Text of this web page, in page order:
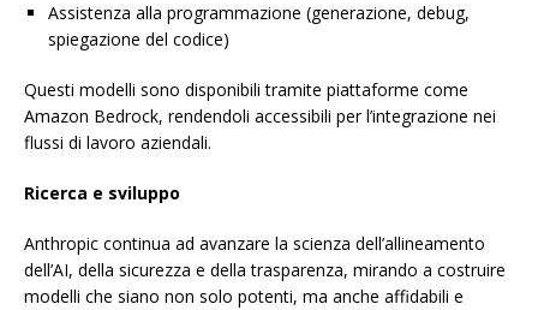
Assistenza alla programmazione (generazione, debug,
spiegazione del codice)
Questi modelli sono disponibili tramite piattaforme come
Amazon Bedrock, rendendoli accessibili per l’integrazione nei
flussi di lavoro aziendali.
Ricerca e sviluppo
Anthropic continua ad avanzare la scienza dell’allineamento
dell’AI, della sicurezza e della trasparenza, mirando a costruire
modelli che siano non solo potenti, ma anche affidabili e